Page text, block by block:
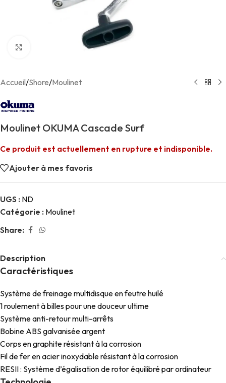
Accueil/Shore/Moulinet
Moulinet OKUMA Cascade Surf
Ce produit est actuellement en rupture et indisponible.
Ajouter à mes favoris
UGS : ND
Catégorie : Moulinet
Share:
Description
Caractéristiques
Système de freinage multidisque en feutre huilé
1 roulement à billes pour une douceur ultime
Système anti-retour multi-arrêts
Bobine ABS galvanisée argent
Corps en graphite résistant à la corrosion
Fil de fer en acier inoxydable résistant à la corrosion
RESII : Système d’égalisation de rotor équilibré par ordinateur